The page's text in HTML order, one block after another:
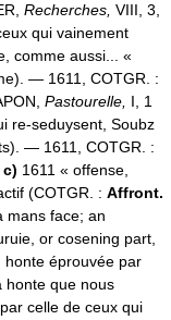
Recherches, VIII, 3,
qui vainement
comme aussi... «
— 1611, COTGR. :
Pastourelle, I, 1
re-seduysent, Soubz
— 1611, COTGR. :
c) 1611 « offense,
(COTGR. : Affront.
mans face; an
or cosening part,
honte éprouvée par
honte que nous
celle de ceux qui